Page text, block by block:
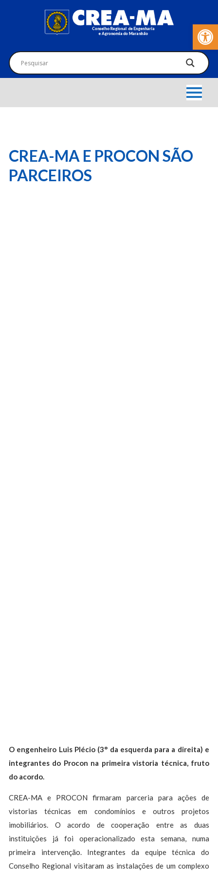
Barra de
CREA-MA E PROCON SÃO
PARCEIROS
O engenheiro Luis Plécio (3° da esquerda para a direita) e
integrantes do Procon na primeira vistoria técnica, fruto
do acordo.
CREA-MA e PROCON firmaram parceria para ações de
vistorias técnicas em condomínios e outros projetos
imobiliários. O acordo de cooperação entre as duas
instituições já foi operacionalizado esta semana, numa
primeira intervenção. Integrantes da equipe técnica do
Conselho Regional visitaram as instalações de um complexo